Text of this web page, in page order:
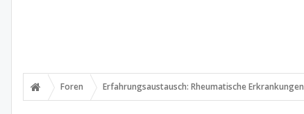
Foren Erfahrungsaustausch: Rheumatische Erkrankungen